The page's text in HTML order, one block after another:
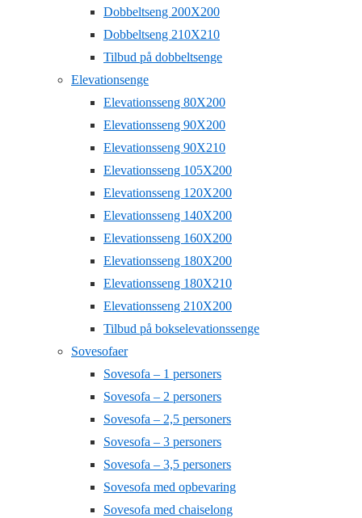
Dobbeltseng 200X200
Dobbeltseng 210X210
Tilbud på dobbeltsenge
Elevationsenge
Elevationsseng 80X200
Elevationsseng 90X200
Elevationsseng 90X210
Elevationsseng 105X200
Elevationsseng 120X200
Elevationsseng 140X200
Elevationsseng 160X200
Elevationsseng 180X200
Elevationsseng 180X210
Elevationsseng 210X200
Tilbud på bokselevationssenge
Sovesofaer
Sovesofa – 1 personers
Sovesofa – 2 personers
Sovesofa – 2,5 personers
Sovesofa – 3 personers
Sovesofa – 3,5 personers
Sovesofa med opbevaring
Sovesofa med chaiselong